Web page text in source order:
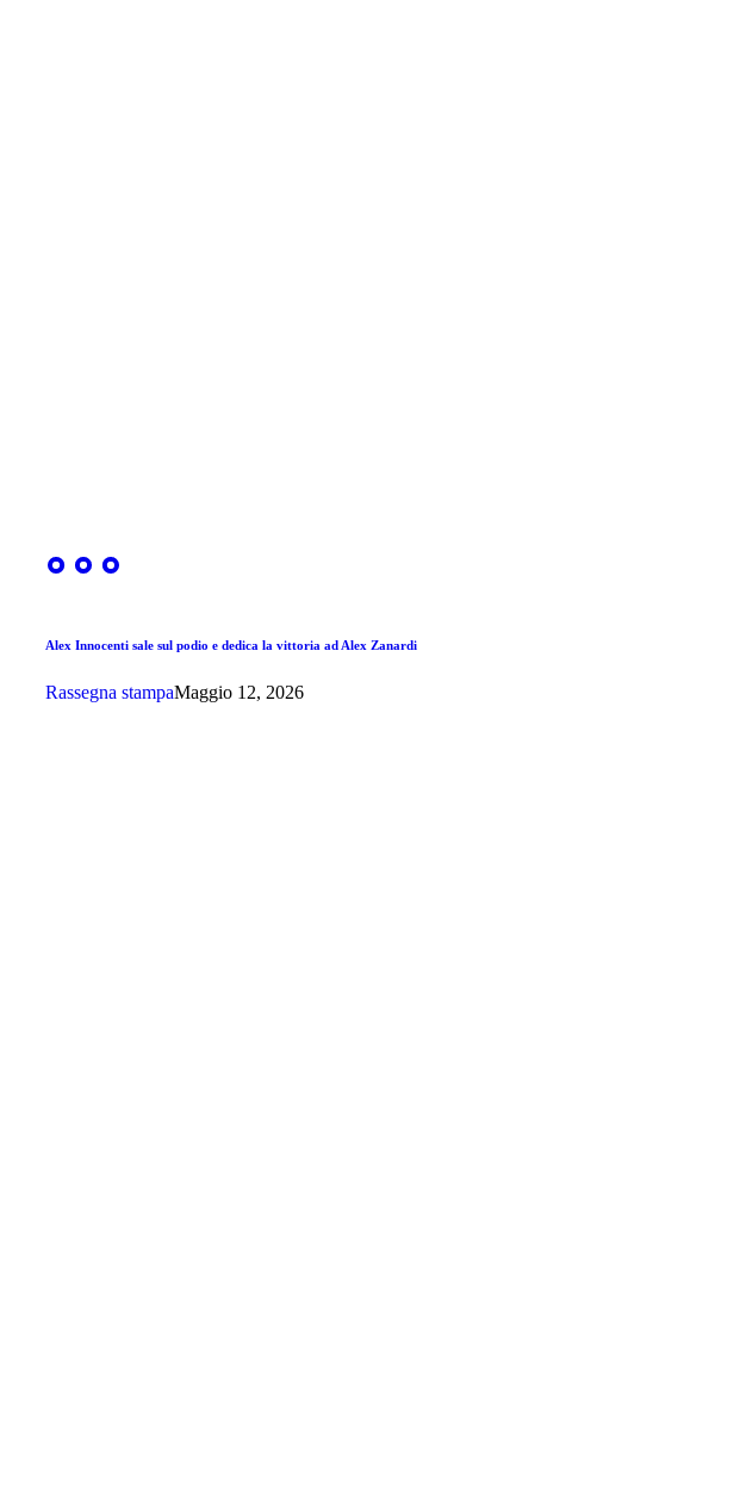
Alex Innocenti sale sul podio e dedica la vittoria ad Alex Zanardi
Rassegna stampaMaggio 12, 2026